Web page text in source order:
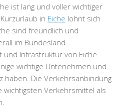
ist lang und voller wichtiger
in Eiche lohnt sich
sind freundlich und
im Bundesland
Infrastruktur von Eiche
wichtige Untenehmen und
haben. Die Verkehrsanbindung
wichtigsten Verkehrsmittel als